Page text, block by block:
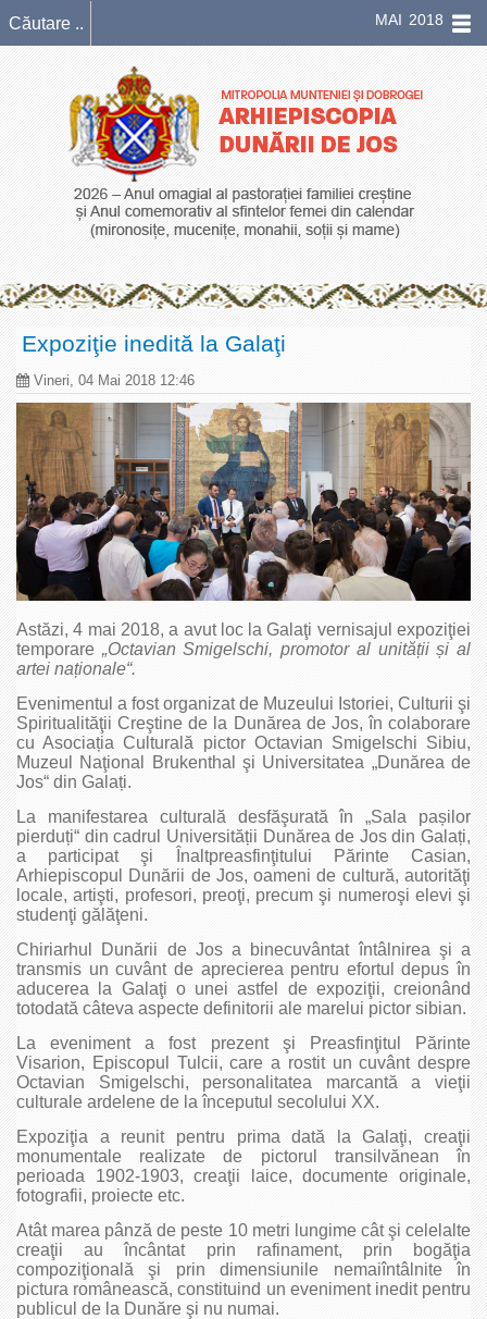
MAI 2018
Expoziţie inedită la Galaţi
Vineri, 04 Mai 2018 12:46
Astăzi, 4 mai 2018, a avut loc la Galaţi vernisajul expoziţiei
temporare „Octavian Smigelschi, promotor al unitățiiși al
artei naționale“.
Evenimentul a fost organizat de Muzeului Istoriei, Culturii şi
Spiritualităţii Creştine de la Dunărea de Jos, în colaborare
cu Asociația Culturală pictor Octavian Smigelschi Sibiu,
Muzeul Naţional Brukenthal şi Universitatea „Dunărea de
Jos“ din Galați.
La manifestarea culturală desfăşurată în „Sala pașilor
pierduți“ din cadrul Universității Dunărea de Jos din Galați,
a participat şi Înaltpreasfinţitului Părinte Casian,
Arhiepiscopul Dunării de Jos, oameni de cultură, autorităţi
locale, artişti, profesori, preoţi, precum şi numeroşi elevi şi
studenţi gălăţeni.
Chiriarhul Dunării de Jos a binecuvântat întâlnirea şi a
transmis un cuvânt de aprecierea pentru efortul depus în
aducerea la Galaţi o unei astfel de expoziţii, creionând
totodată câteva aspecte definitorii ale marelui pictor sibian.
La eveniment a fost prezent şi Preasfinţitul Părinte
Visarion, Episcopul Tulcii, care a rostit un cuvânt despre
Octavian Smigelschi, personalitatea marcantă a vieţii
culturale ardelene de la începutul secolului XX.
Expoziţia a reunit pentru prima dată la Galaţi, creaţii
monumentale realizate de pictorul transilvănean în
perioada 1902-1903, creaţii laice, documente originale,
fotografii, proiecte etc.
Atât marea pânză de peste 10 metri lungime cât şi celelalte
creaţii au încântat prin rafinament, prin bogăţia
compoziţională şi prin dimensiunile nemaiîntâlnite în
pictura românească, constituind un eveniment inedit pentru
publicul de la Dunăre şi nu numai.